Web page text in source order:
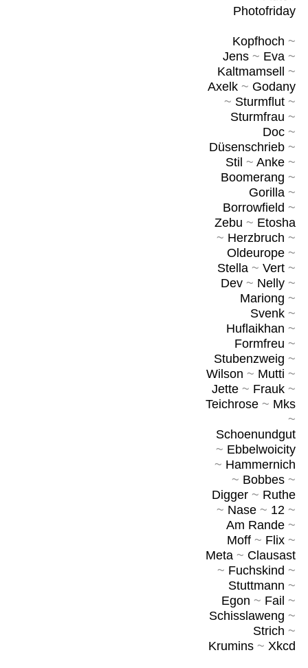
Photofriday
Kopfhoch ~
Jens~ Eva~
Kaltmamsell
~
Axelk~ Godany
~ Sturmflut~
Sturmfrau ~
Doc~
Düsenschrieb~
Stil ~ Anke~
Boomerang ~
Gorilla~
Borrowfield ~
Zebu ~ Etosha
~ Herzbruch ~
Oldeurope~
Stella~ Vert~
Dev~ Nelly~
Mariong ~
Svenk~
Huflaikhan ~
Formfreu ~
Stubenzweig ~
Wilson ~ Mutti ~
Jette~ Frauk~
Teichrose~ Mks
~
Schoenundgut
~ Ebbelwoicity
~ Hammernich
~ Bobbes~
Digger~ Ruthe
~ Nase~ 12~
Am Rande~
Moff~ Flix~
Meta~ Clausast
~ Fuchskind ~
Stuttmann ~
Egon ~ Fail ~
Schisslaweng ~
Strich ~
Krumins~ Xkcd